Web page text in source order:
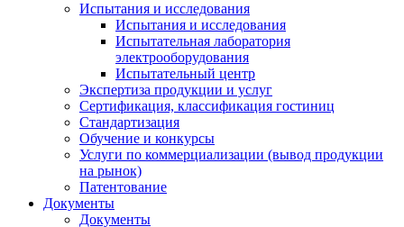
Испытания и исследования
Испытания и исследования
Испытательная лаборатория
электрооборудования
Испытательный центр
Экспертиза продукции и услуг
Сертификация, классификация гостиниц
Стандартизация
Обучение и конкурсы
Услуги по коммерциализации (вывод продукции
на рынок)
Патентование
Документы
Документы